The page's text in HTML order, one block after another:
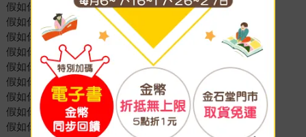
假如你能生活在冰雪世界
假如你能像飛機一樣翱翔天空
假如你不能張嘴說話
假如你的生活像一部音樂劇
假如你會愛上別人的屁
假如你必須倒立行走
假如你的舌頭上長著寄生蟲
假如你能把石頭當早餐吃
假如你的內臟能被看見